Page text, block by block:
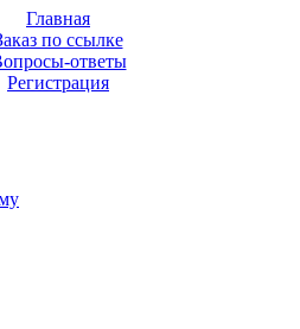
Главная
по ссылке
ответы
Регистрация